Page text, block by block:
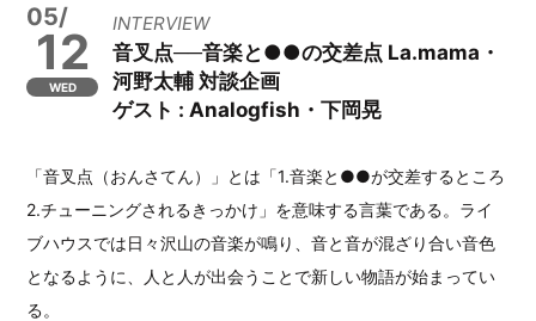
05/
12
WED
INTERVIEW
音叉点──音楽と●●の交差点 La.mama・
河野太輔 対談企画
ゲスト : Analogfish・下岡晃
「音叉点（おんさてん）」とは「1.音楽と●●が交差するところ
2.チューニングされるきっかけ」を意味する言葉である。ライ
ブハウスでは日々沢山の音楽が鳴り、音と音が混ざり合い音色
となるように、人と人が出会うことで新しい物語が始まってい
る。